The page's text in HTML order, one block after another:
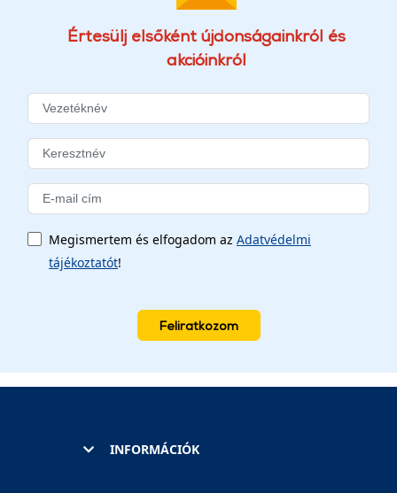
Értesülj elsőként újdonságainkról és
akcióinkról
Megismertem és elfogadom az Adatvédelmi
tájékoztatót!
Feliratkozom
INFORMÁCIÓK